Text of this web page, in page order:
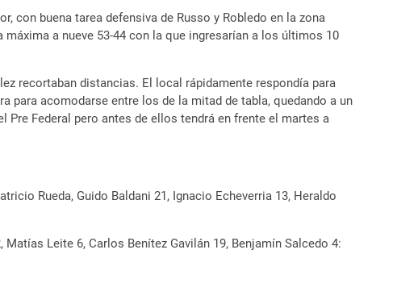
con buena tarea defensiva de Russo y Robledo en la zona
a nueve 53-44 con la que ingresarían a los últimos 10
recortaban distancias. El local rápidamente respondía para
para acomodarse entre los de la mitad de tabla, quedando a un
Federal pero antes de ellos tendrá en frente el martes a
Rueda, Guido Baldani 21, Ignacio Echeverria 13, Heraldo
Leite 6, Carlos Benítez Gavilán 19, Benjamín Salcedo 4: